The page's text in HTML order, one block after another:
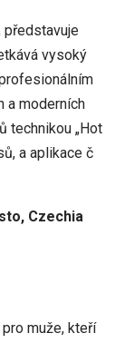
představuje
vysoký
a moderních
technikou „Hot
a aplikace č
Czechia
muže, kteří